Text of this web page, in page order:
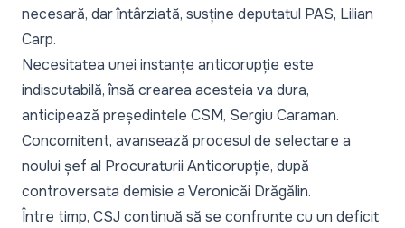
necesară, dar întârziată, susține deputatul PAS, Lilian
Carp.
Necesitatea unei instanțe anticorupție este
indiscutabilă, însă crearea acesteia va dura,
anticipează președintele CSM, Sergiu Caraman.
Concomitent, avansează procesul de selectare a
noului șef al Procuraturii Anticorupție, după
controversata demisie a Veronicăi Drăgălin.
Între timp, CSJ continuă să se confrunte cu un deficit